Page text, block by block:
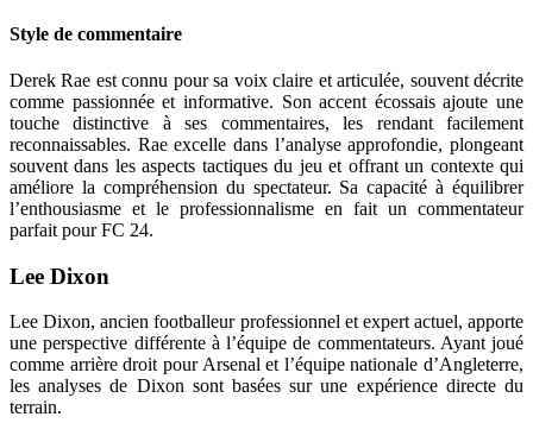
Style de commentaire
Derek Rae est connu pour sa voix claire et articulée, souvent décrite
comme passionnée et informative. Son accent écossais ajoute une
touche distinctive à ses commentaires, les rendant facilement
reconnaissables. Rae excelle dans l’analyse approfondie, plongeant
souvent dans les aspects tactiques du jeu et offrant un contexte qui
améliore la compréhension du spectateur. Sa capacité à équilibrer
l’enthousiasme et le professionnalisme en fait un commentateur
parfait pour FC 24.
Lee Dixon
Lee Dixon, ancien footballeur professionnel et expert actuel, apporte
une perspective différente à l’équipe de commentateurs. Ayant joué
comme arrière droit pour Arsenal et l’équipe nationale d’Angleterre,
les analyses de Dixon sont basées sur une expérience directe du
terrain.